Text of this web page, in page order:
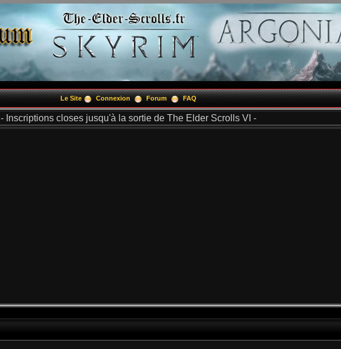
Le Site Connexion Forum FAQ
- Inscriptions closes jusqu'à la sortie de The Elder Scrolls VI -